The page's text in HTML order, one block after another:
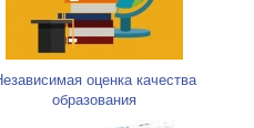
оценка качества
образования